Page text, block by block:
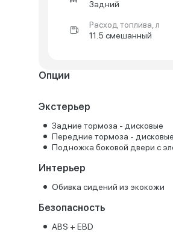
Задний
Расход топлива, л
11.5 смешанный
Опции
Экстерьер
Задние тормоза - дисковые
Передние тормоза - дисковые
Подножка боковой двери с
Интерьер
Обивка сидений из экокожи
Безопасность
ABS + EBD